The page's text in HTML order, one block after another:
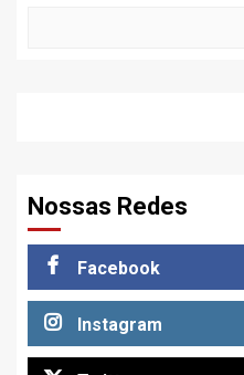
Nossas Redes
Facebook
Instagram